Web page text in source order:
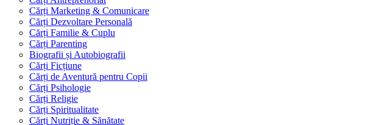
Cărți Marketing & Comunicare
Cărți Dezvoltare Personală
Cărți Familie & Cuplu
Cărți Parenting
Biografii și Autobiografii
Cărți Ficțiune
Cărți de Aventură pentru Copii
Cărți Psihologie
Cărți Religie
Cărți Spiritualitate
Cărți Nutriție & Sănătate